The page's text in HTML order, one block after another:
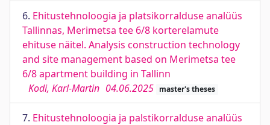
6. Ehitustehnoloogia ja platsikorralduse analüüs
Tallinnas, Merimetsa tee 6/8 korterelamute
ehituse näitel. Analysis construction technology
and site management based on Merimetsa tee
6/8 apartment building in Tallinn
Kodi, Karl-Martin 04.06.2025 master's theses
7. Ehitustehnoloogia ja palstikorralduse analüüs